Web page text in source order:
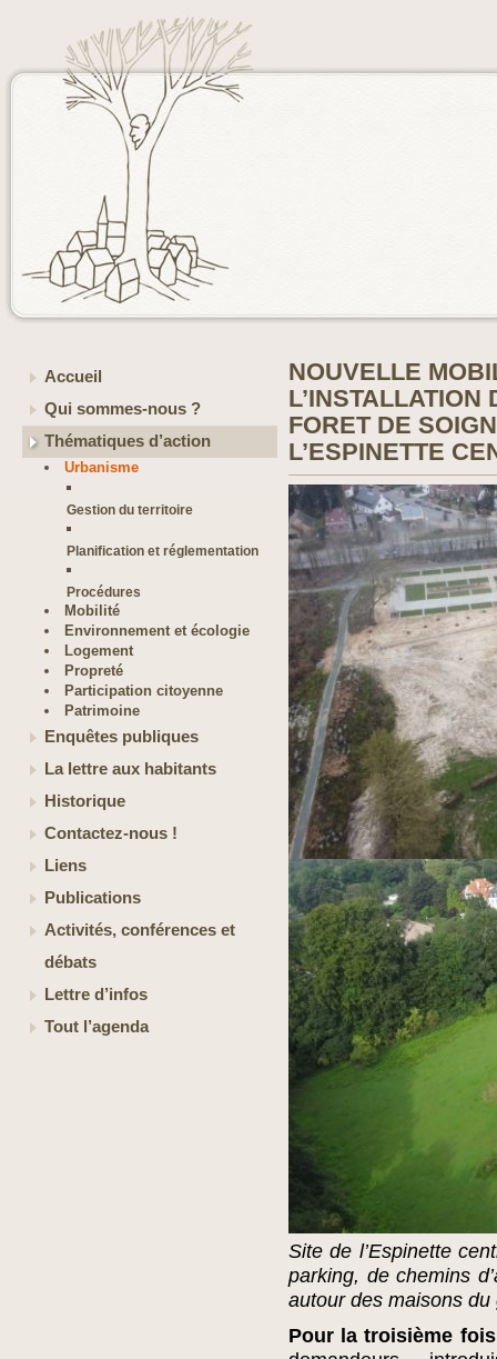
Accueil
Qui sommes-nous ?
Thématiques d’action
Urbanisme
Gestion du territoire
Planification et réglementation
Procédures
Mobilité
Environnement et écologie
Logement
Propreté
Participation citoyenne
Patrimoine
Enquêtes publiques
La lettre aux habitants
Historique
Contactez-nous !
Liens
Publications
Activités, conférences et
débats
Lettre d’infos
Tout l’agenda
NOUVELLE
L’INSTALLATION
FORET DE
L’ESPINETTE
Site de l’Espinette
parking, de chemins
autour des maisons du
Pour la troisième